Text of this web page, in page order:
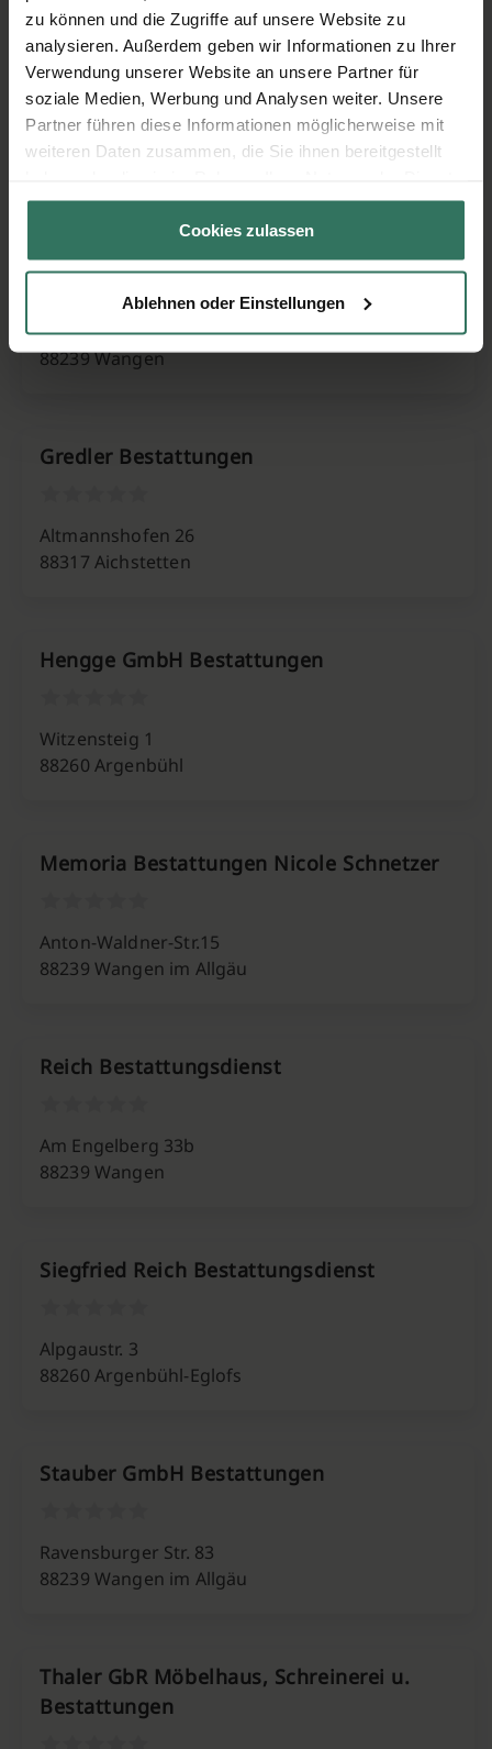
zu können und die Zugriffe auf unsere Website zu
analysieren. Außerdem geben wir Informationen zu Ihrer
Verwendung unserer Website an unsere Partner für
soziale Medien, Werbung und Analysen weiter. Unsere
Partner führen diese Informationen möglicherweise mit
weiteren Daten zusammen, die Sie ihnen bereitgestellt
gesammelt haben.
Cookies zulassen
Ablehnen oder Einstellungen
Frieden Bestattungsdienst
Seestr. 19
88214 Ravensburg
Friedrich Wurm Bestattungsdienst
Leutkircher Straße 27
88239 Wangen
Gredler Bestattungen
Altmannshofen 26
88317 Aichstetten
Hengge GmbH Bestattungen
Witzensteig 1
88260 Argenbühl
Memoria Bestattungen Nicole Schnetzer
Anton-Waldner-Str.15
88239 Wangen im Allgäu
Reich Bestattungsdienst
Am Engelberg 33b
88239 Wangen
Siegfried Reich Bestattungsdienst
Alpgaustr. 3
88260 Argenbühl-Eglofs
Stauber GmbH Bestattungen
Ravensburger Str. 83
88239 Wangen im Allgäu
Thaler GbR Möbelhaus, Schreinerei u.
Bestattungen